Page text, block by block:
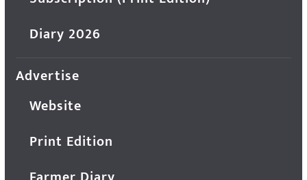
Diary 2026
Advertise
Website
Print Edition